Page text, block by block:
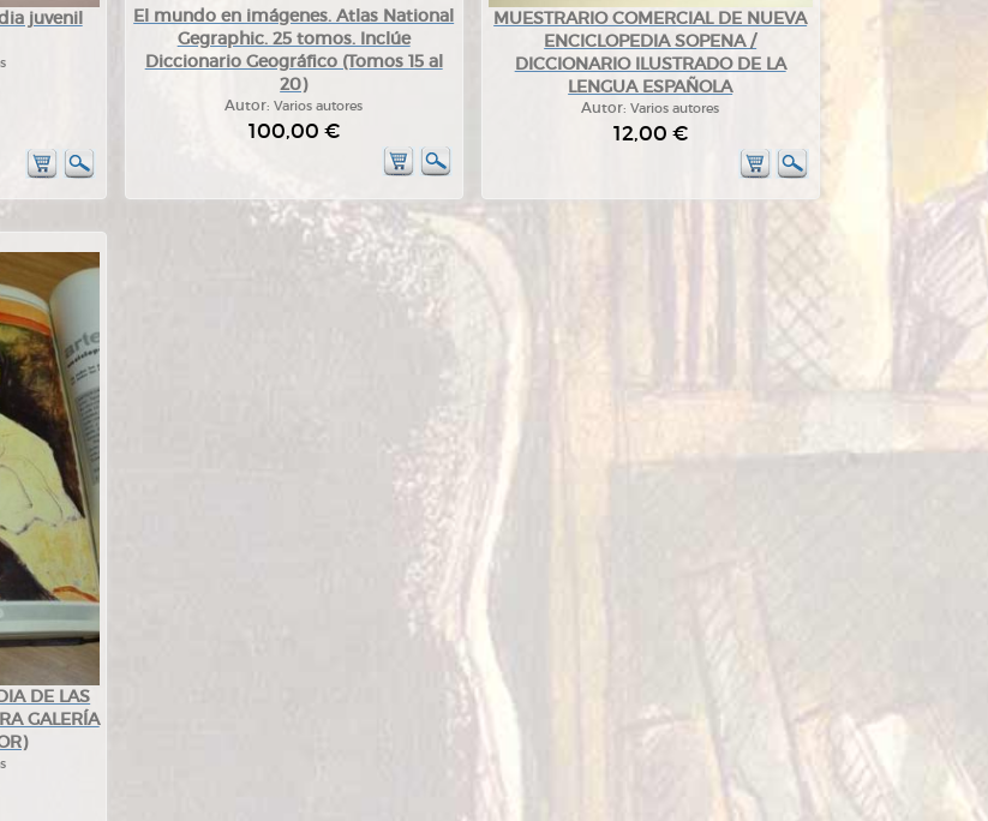
juvenil
El mundo en imágenes. Atlas National
Gegraphic. 25 tomos. Inclúe
Diccionario Geográfico (Tomos 15 al
20)
Autor:Varios autores
100,00 €
MUESTRARIO COMERCIAL DE NUEVA
ENCICLOPEDIA SOPENA /
DICCIONARIO ILUSTRADO DE LA
LENGUA ESPAÑOLA
Autor:Varios autores
12,00 €
DE LAS
GALERÍA